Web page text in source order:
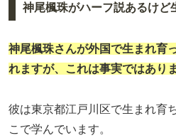
神尾楓珠がハーフ説あるけど
神尾楓珠さんが外国で生まれ育
れますが、これは事実ではあり
彼は東京都江戸川区で生まれ育
こで学んでいます。